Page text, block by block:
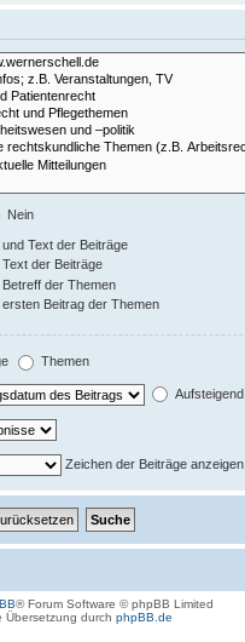
Nein
und Text der Beiträge
Text der Beiträge
Betreff der Themen
ersten Beitrag der Themen
Themen
Aufsteigend
Zeichen der Beiträge anzeigen
® Forum Software © phpBB Limited
Übersetzung durch phpBB.de